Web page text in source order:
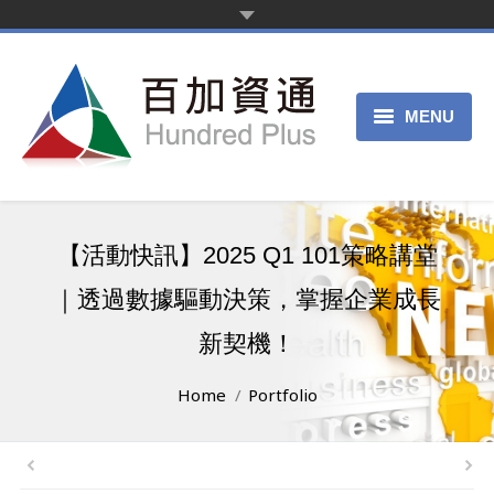
MENU
產品服務
客戶案例
關於我們
申請試用
【活動快訊】2025 Q1 101策略講堂
｜透過數據驅動決策，掌握企業成長
新契機！
Home Portfolio